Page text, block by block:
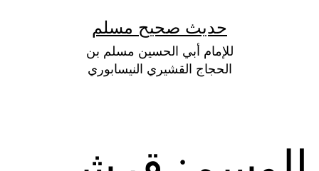
حديث صحيح مسلم
للإمام أبي الحسين مسلم بن
الحجاج القشيري النيسابوري